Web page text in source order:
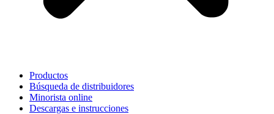
Productos
Búsqueda de distribuidores
Minorista online
Descargas e instrucciones